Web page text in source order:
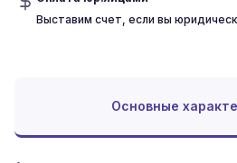
Выставим счет, если вы
Основные